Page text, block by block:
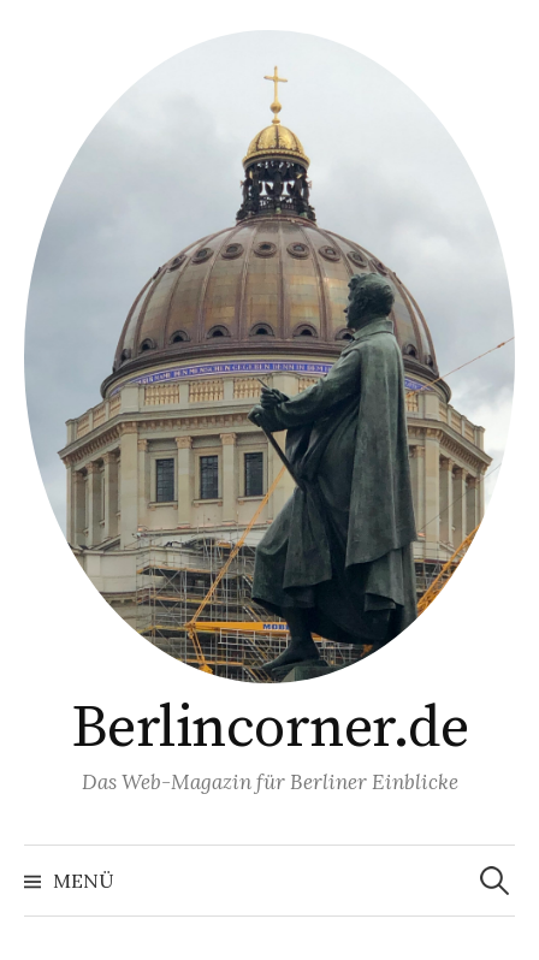
Berlincorner.de
Das Web-Magazin für Berliner Einblicke
MENÜ
Suchen
nach: